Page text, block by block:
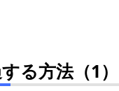
る方法（1